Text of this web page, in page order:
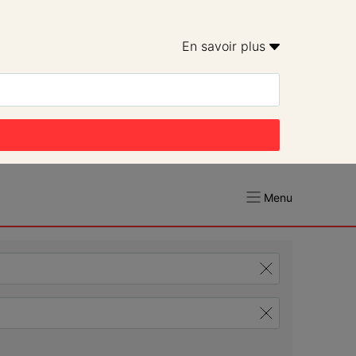
En savoir plus
Menu